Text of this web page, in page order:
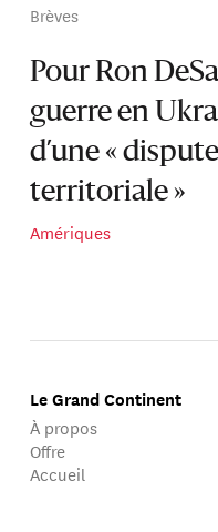
Brèves
Pour Ron
guerre en
d’une « dispute
territoriale »
Amériques
Le Grand Continent
À propos
Offre
Accueil